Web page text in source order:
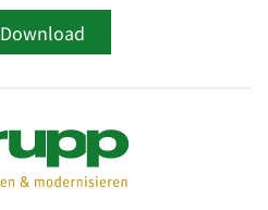
Download